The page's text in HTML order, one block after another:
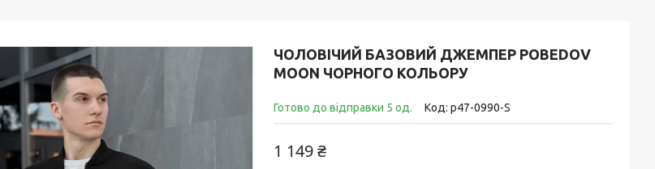
ЧОЛОВІЧИЙ БАЗОВИЙ ДЖЕМПЕР POBEDOV
MOON ЧОРНОГО КОЛЬОРУ
Готово до відправки 5 од. Код: p47-0990-S
1 149 ₴